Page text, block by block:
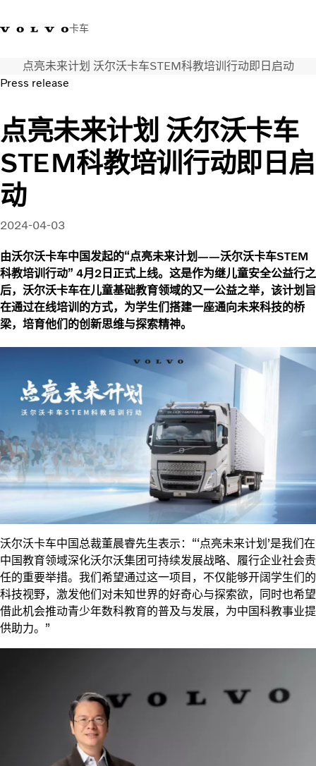
卡车
400 818 8999沃尔沃卡车商店登录查找经销商中国
运输解决方案
卡车
服务
经销商定位
新闻和媒体
关于我们
联系我们
点亮未来计划 沃尔沃卡车STEM科教培训行动即日启动
Press release
点亮未来计划 沃尔沃卡车
STEM科教培训行动即日启
动
2024-04-03
由沃尔沃卡车中国发起的“点亮未来计划——沃尔沃卡车STEM
科教培训行动” 4月2日正式上线。这是作为继儿童安全公益行之
后，沃尔沃卡车在儿童基础教育领域的又一公益之举，该计划旨
在通过在线培训的方式，为学生们搭建一座通向未来科技的桥
梁，培育他们的创新思维与探索精神。
沃尔沃卡车中国总裁董晨睿先生表示：“‘点亮未来计划’是我们在
中国教育领域深化沃尔沃集团可持续发展战略、履行企业社会责
任的重要举措。我们希望通过这一项目，不仅能够开阔学生们的
科技视野，激发他们对未知世界的好奇心与探索欲，同时也希望
借此机会推动青少年数科教育的普及与发展，为中国科教事业提
供助力。”